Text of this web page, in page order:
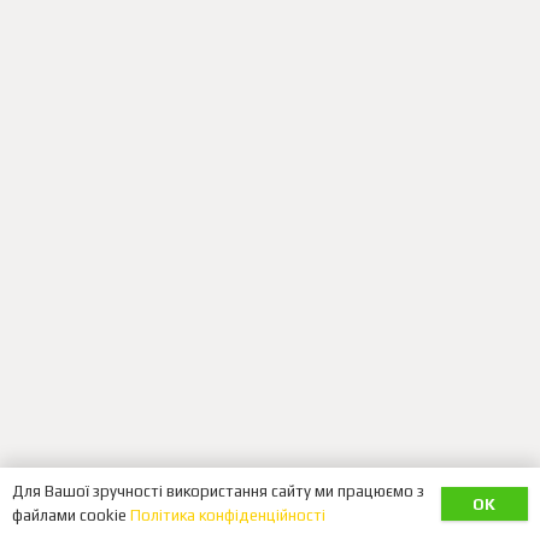
Для Вашої зручності використання сайту ми працюємо з
файлами cookie Політика конфіденційності
OK